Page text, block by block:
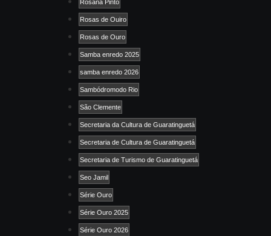
Rosana Pinto
Rosas de Ouiro
Rosas de Ouro
Samba enredo 2025
samba enredo 2026
Sambódromodo Rio
São Clemente
Secretaria da Cultura de Guaratinguetá
Secretaria de Cultura de Guaratinguetá
Secretaria de Turismo de Guaratinguetá
Seo Jamil
Série Ouro
Série Ouro 2025
Série Ouro 2026